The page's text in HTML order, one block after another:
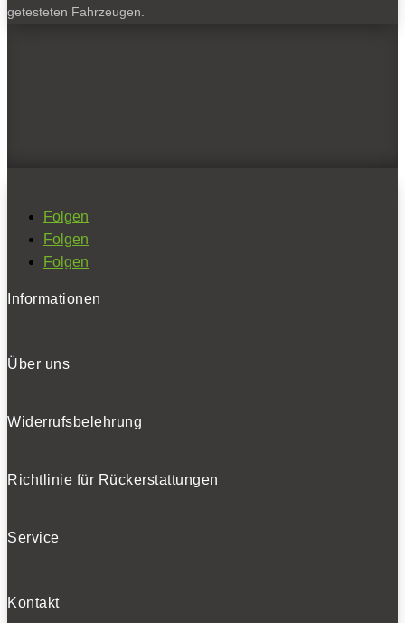
getesteten Fahrzeugen.
Folgen
Folgen
Folgen
Informationen
Über uns
Widerrufsbelehrung
Richtlinie für Rückerstattungen
Service
Kontakt